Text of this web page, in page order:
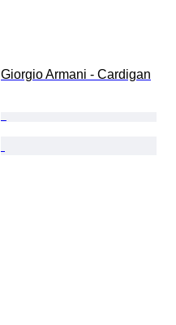
Giorgio Armani - Cardigan